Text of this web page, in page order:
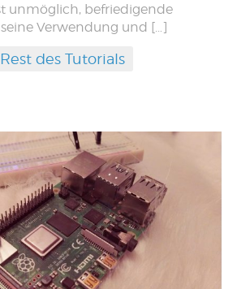
unmöglich, befriedigende
Verwendung und […]
des Tutorials